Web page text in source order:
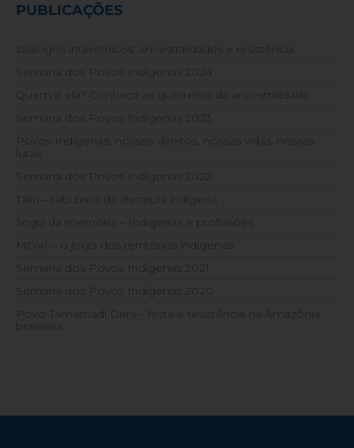
PUBLICAÇÕES
Diálogos interétnicos: ancestralidades e resistência
Semana dos Povos Indígenas 2024
Quem é ela? Conheça as guerreiras da ancestralidade
Semana dos Povos Indígenas 2023
Povos Indígenas: nossos direitos, nossas vidas, nossas
lutas
Semana dos Povos Indígenas 2022
Talin – tabuleiro de literatura indígena
Jogo da memória – Indígenas e profissões
MOVÍ – o jogo dos territórios indígenas
Semana dos Povos Indígenas 2021
Semana dos Povos Indígenas 2020
Povo Jamamadi Deni – festa e resistência na Amazônia
brasileira